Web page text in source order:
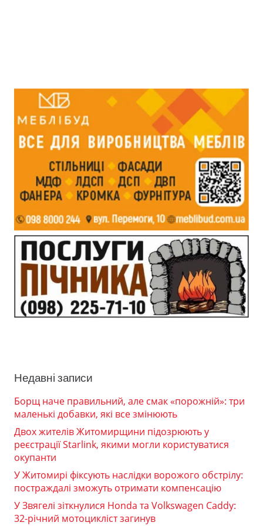
Недавні записи
Борщ наче правильний, але смак «порожній»: три
маленькі добавки, які все змінюють
Двох жителів Житомирщини підозрюють у
реєстрації Starlink, якими могли користуватися
окупанти
У Житомирі фіксують наслідки ворожого обстрілу:
постраждалі зможуть отримати компенсацію
У Звягелі зіткнулися Honda та Volkswagen Caddy:
32-річний мотоцикліст загинув